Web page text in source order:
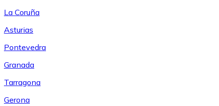
La Coruña
Asturias
Pontevedra
Granada
Tarragona
Gerona